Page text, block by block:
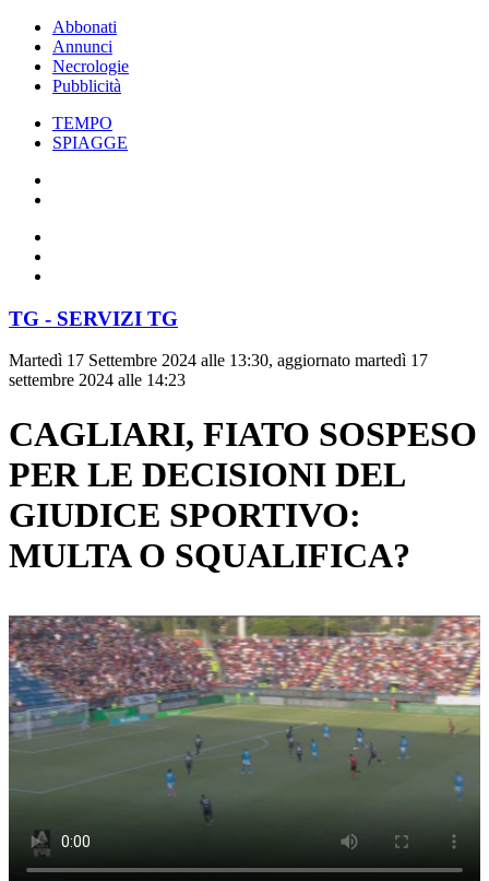
Abbonati
Annunci
Necrologie
Pubblicità
TEMPO
SPIAGGE
TG - SERVIZI TG
Martedì 17 Settembre 2024 alle 13:30, aggiornato martedì 17
settembre 2024 alle 14:23
CAGLIARI, FIATO SOSPESO
PER LE DECISIONI DEL
GIUDICE SPORTIVO:
MULTA O SQUALIFICA?